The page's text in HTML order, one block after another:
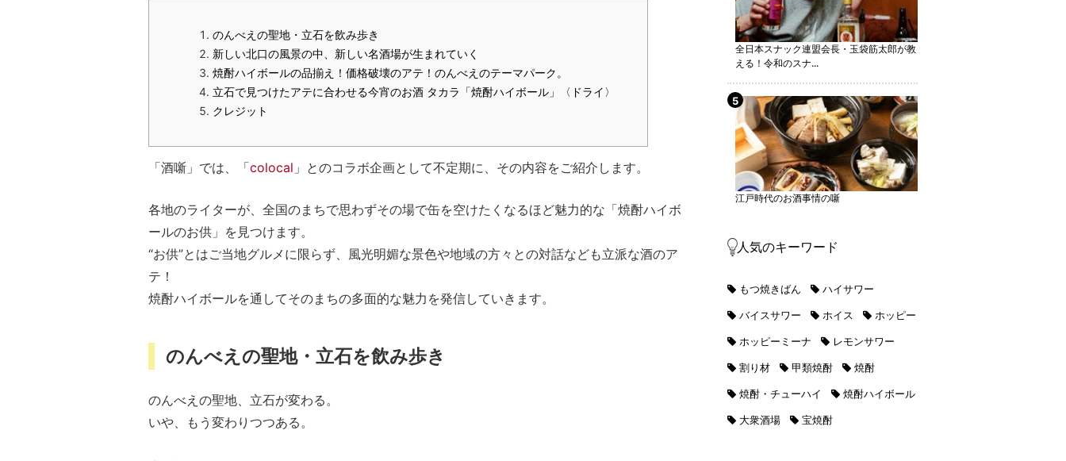
のんべえの聖地・立石を飲み歩き
新しい北口の風景の中、新しい名酒場が生まれていく
焼酎ハイボールの品揃え！価格破壊のアテ！のんべえのテーマパーク。
立石で見つけたアテに合わせる今宵のお酒 タカラ「焼酎ハイボール」〈ドライ〉
クレジット
「酒噺」では、「colocal 」とのコラボ企画として不定期に、その内容をご紹介します。
各地のライターが、全国のまちで思わずその場で缶を空けたくなるほど魅力的な「焼酎ハイボ
ールのお供」を見つけます。
“お供”とはご当地グルメに限らず、風光明媚な景色や地域の方々との対話なども立派な酒のア
テ！
焼酎ハイボールを通してそのまちの多面的な魅力を発信していきます。
のんべえの聖地・立石を飲み歩き
のんべえの聖地、立石が変わる。
いや、もう変わりつつある。
全日本スナック連盟会長・玉袋筋太郎が教
える！令和のスナ...
江戸時代のお酒事情の噺
人気のキーワード
もつ焼きばん ハイサワー
バイスサワー ホイス ホッピー
ホッピーミーナ レモンサワー
割り材 甲類焼酎 焼酎
焼酎・チューハイ 焼酎ハイボール
大衆酒場 宝焼酎